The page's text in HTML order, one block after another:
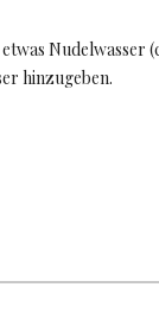
Nudelwasser
hinzugeben.